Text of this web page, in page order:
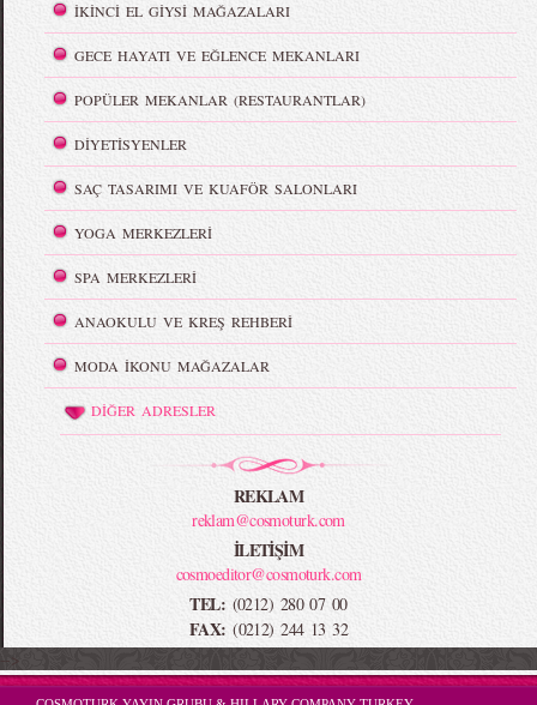
İKİNCİ EL GİYSİ MAĞAZALARI
GECE HAYATI VE EĞLENCE MEKANLARI
POPÜLER MEKANLAR (RESTAURANTLAR)
DİYETİSYENLER
SAÇ TASARIMI VE KUAFÖR SALONLARI
YOGA MERKEZLERİ
SPA MERKEZLERİ
ANAOKULU VE KREŞ REHBERİ
MODA İKONU MAĞAZALAR
DİĞER ADRESLER
REKLAM
reklam@cosmoturk.com
İLETİŞİM
cosmoeditor@cosmoturk.com
TEL: (0212) 280 07 00
FAX: (0212) 244 13 32
-->